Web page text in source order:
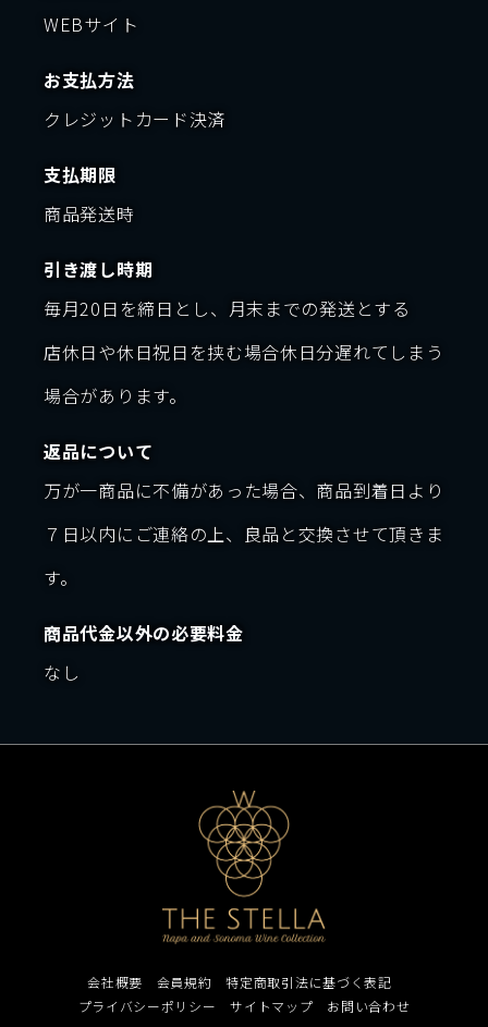
WEBサイト
お支払方法
クレジットカード決済
支払期限
商品発送時
引き渡し時期
毎月20日を締日とし、月末までの発送とする
店休日や休日祝日を挟む場合休日分遅れてしまう
場合があります。
返品について
万が一商品に不備があった場合、商品到着日より
７日以内にご連絡の上、良品と交換させて頂きま
す。
商品代金以外の必要料金
なし
会社概要 会員規約
特定商取引法に基づく表記
プライバシーポリシー
サイトマップ お問い合わせ